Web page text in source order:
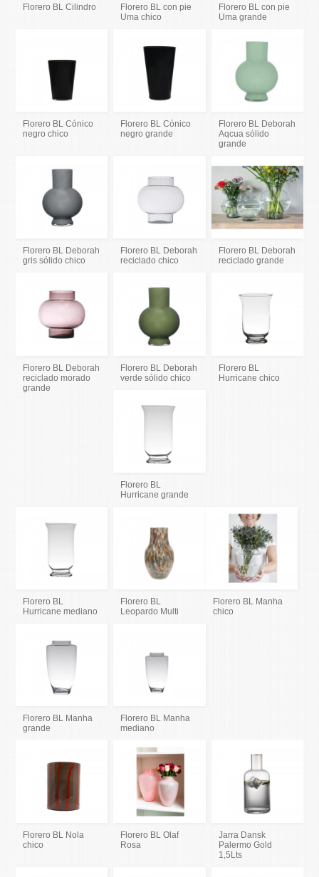
Florero BL Cilindro
Florero BL con pie
Uma chico
Florero BL con pie
Uma grande
Florero BL Cónico
negro chico
Florero BL Cónico
negro grande
Florero BL Deborah
Aqcua sólido
grande
Florero BL Deborah
gris sólido chico
Florero BL Deborah
reciclado chico
Florero BL Deborah
reciclado grande
Florero BL Deborah
reciclado morado
grande
Florero BL Deborah
verde sólido chico
Florero BL
Hurricane chico
Florero BL
Hurricane grande
Florero BL
Hurricane mediano
Florero BL
Leopardo Multi
Florero BL Manha
chico
Florero BL Manha
grande
Florero BL Manha
mediano
Florero BL Nola
chico
Florero BL Olaf
Rosa
Jarra Dansk
Palermo Gold
1,5Lts